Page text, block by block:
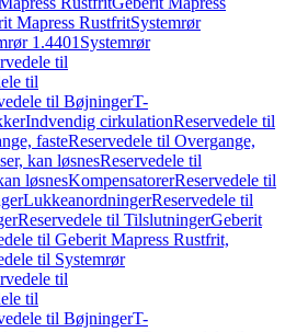
Mapress RustfritSystemrør
1.4401 Systemrør
til
til
til BøjningerT-
Indvendig cirkulationReservedele til
fasteReservedele til Overgange,
kan løsnesReservedele til
løsnesKompensatorerReservedele til
LukkeanordningerReservedele til
Reservedele til TilslutningerGeberit
til Geberit Mapress Rustfrit,
til Systemrør
til
til
til BøjningerT-